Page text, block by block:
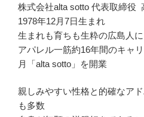
株式会社alta sotto 代表取締役
1978年12月7日生まれ
生まれも育ちも生粋の広島人
アパレル一筋約16年間のキャ
月「alta sotto」を開業
親しみやすい性格と的確なア
も多数